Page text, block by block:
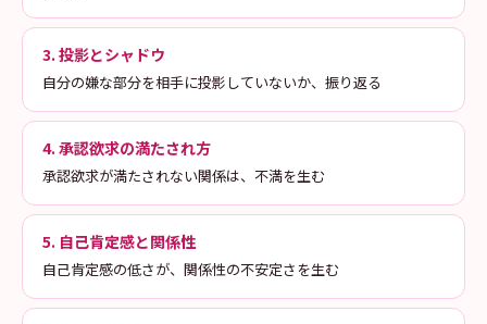
3. 投影とシャドウ
自分の嫌な部分を相手に投影していないか、振り返る
4. 承認欲求の満たされ方
承認欲求が満たされない関係は、不満を生む
5. 自己肯定感と関係性
自己肯定感の低さが、関係性の不安定さを生む